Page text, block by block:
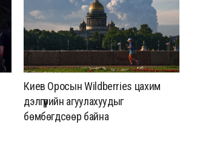
Киев Оросын Wildberries цахим
дэлгүүрийн агуулахуудыг
бөмбөгдсөөр байна